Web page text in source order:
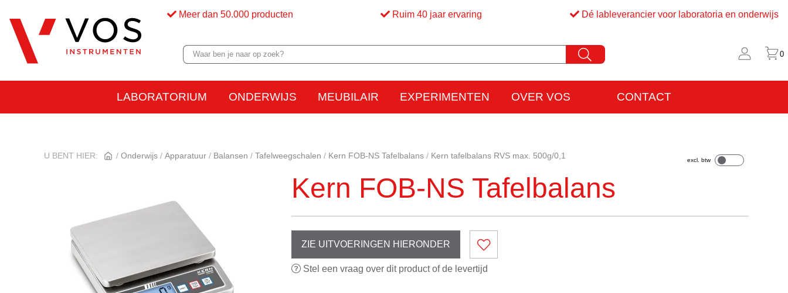
Meer dan 50.000 producten Ruim 40 jaar ervaring Dé lableverancier voor laboratoria en onderwijs
0
LABORATORIUM ONDERWIJS MEUBILAIR EXPERIMENTEN OVER VOS CONTACT
U BENT HIER: Onderwijs Apparatuur Balansen Tafelweegschalen Kern FOB-NS Tafelbalans Kern tafelbalans RVS max. 500g/0,1
Kern FOB-NS Tafelbalans
ZIE UITVOERINGEN HIERONDER
Stel een vraag over dit product of de levertijd